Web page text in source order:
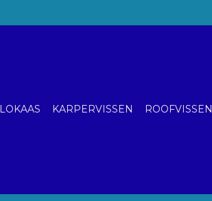
LOKAAS KARPERVISSEN ROOFVISSEN